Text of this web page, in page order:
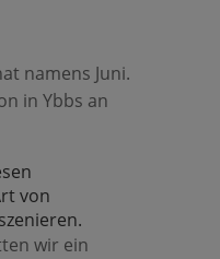
namens Juni.
in Ybbs an
von
wir ein